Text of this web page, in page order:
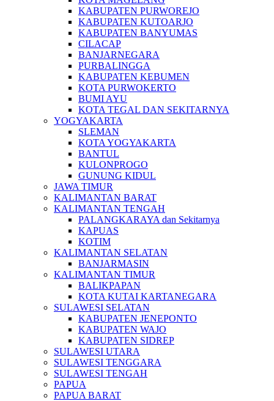
KABUPATEN PURWOREJO
KABUPATEN KUTOARJO
KABUPATEN BANYUMAS
CILACAP
BANJARNEGARA
PURBALINGGA
KABUPATEN KEBUMEN
KOTA PURWOKERTO
BUMI AYU
KOTA TEGAL DAN SEKITARNYA
YOGYAKARTA
SLEMAN
KOTA YOGYAKARTA
BANTUL
KULONPROGO
GUNUNG KIDUL
JAWA TIMUR
KALIMANTAN BARAT
KALIMANTAN TENGAH
PALANGKARAYA dan Sekitarnya
KAPUAS
KOTIM
KALIMANTAN SELATAN
BANJARMASIN
KALIMANTAN TIMUR
BALIKPAPAN
KOTA KUTAI KARTANEGARA
SULAWESI SELATAN
KABUPATEN JENEPONTO
KABUPATEN WAJO
KABUPATEN SIDREP
SULAWESI UTARA
SULAWESI TENGGARA
SULAWESI TENGAH
PAPUA
PAPUA BARAT